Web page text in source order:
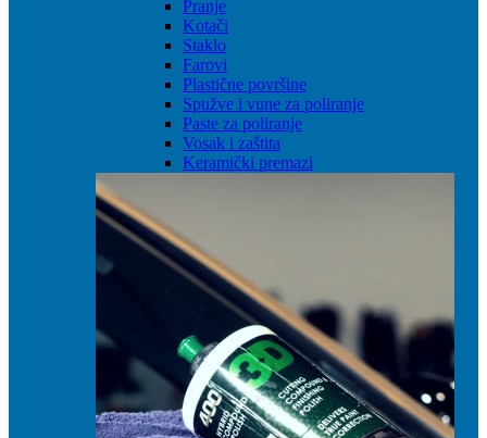
Pranje
Kotači
Staklo
Farovi
Plastične površine
Spužve i vune za poliranje
Paste za poliranje
Vosak i zaštita
Keramički premazi